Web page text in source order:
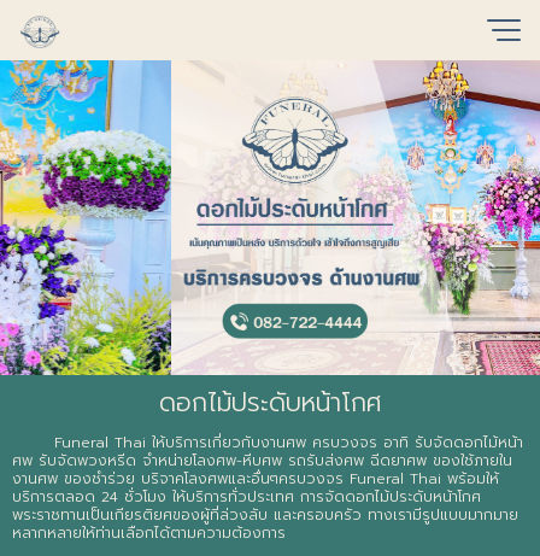
ดอกไม้ประดับหน้าโกศ
Funeral Thai ให้บริการเกี่ยวกับงานศพ ครบวงจร อาทิ รับจัดดอกไม้หน้า
ศพ รับจัดพวงหรีด จำหน่ายโลงศพ-หีบศพ รถรับส่งศพ ฉีดยาศพ ของใช้ภายใน
งานศพ ของชำร่วย บริจาคโลงศพและอื่นๆครบวงจร Funeral Thai พร้อมให้
บริการตลอด 24 ชั่วโมง ให้บริการทั่วประเทศ การจัดดอกไม้ประดับหน้าโกศ
พระราชทานเป็นเกียรติยศของผู้ที่ล่วงลับ และครอบครัว ทางเรามีรูปแบบมากมาย
หลากหลายให้ท่านเลือกได้ตามความต้องการ